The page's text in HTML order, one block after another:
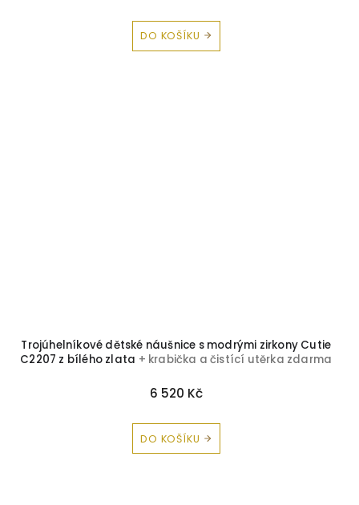
DO KOŠÍKU
Trojúhelníkové dětské náušnice s modrými zirkony Cutie
C2207 z bílého zlata + krabička a čistící utěrka zdarma
6 520 Kč
DO KOŠÍKU